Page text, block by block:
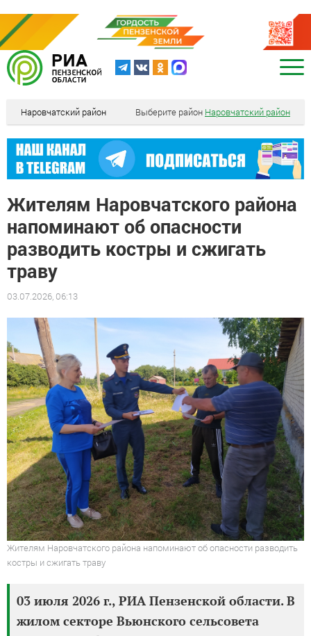
Наровчатский район Выберите район Наровчатский район
Жителям Наровчатского района
напоминают об опасности
разводить костры и сжигать
траву
03.07.2026, 06:13
Жителям Наровчатского района напоминают об опасности разводить
костры и сжигать траву
03 июля 2026 г., РИА Пензенской области. В
жилом секторе Вьюнского сельсовета